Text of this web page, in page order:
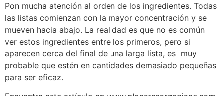
Pon mucha atención al orden de los ingredientes. Todas
las listas comienzan con la mayor concentración y se
mueven hacia abajo. La realidad es que no es común
ver estos ingredientes entre los primeros, pero si
aparecen cerca del final de una larga lista, es muy
probable que estén en cantidades demasiado pequeñas
para ser eficaz.